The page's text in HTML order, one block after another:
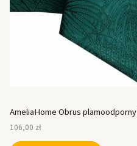
AmeliaHome Obrus
106,00 zł